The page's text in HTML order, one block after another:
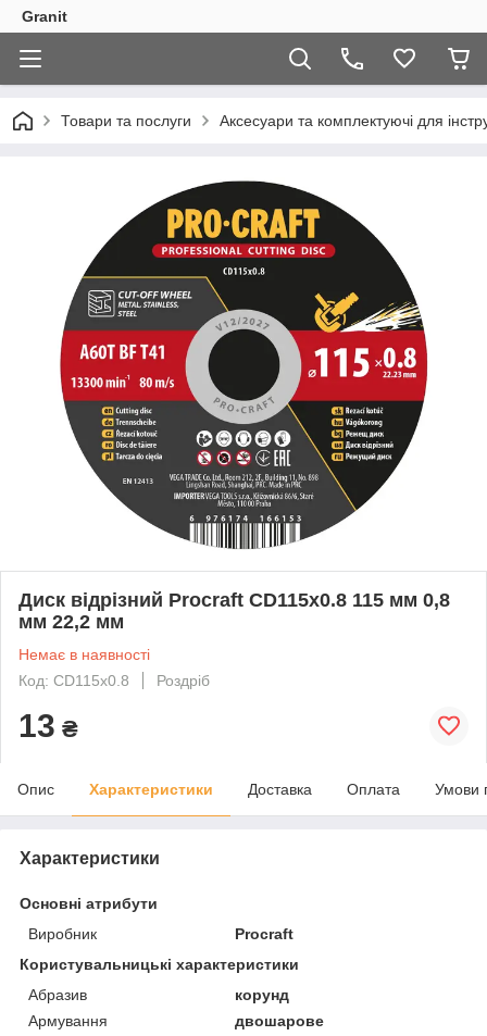
Granit
Товари та послуги Аксесуари та комплектуючі для
Диск відрізний Procraft CD115x0.8 115 мм 0,8
мм 22,2 мм
Немає в наявності
Код: CD115x0.8
Роздріб
13 ₴
Опис Характеристики Доставка Оплата Умови
Характеристики
Основні атрибути
Виробник
Procraft
Користувальницькі характеристики
Абразив
корунд
Армування
двошарове